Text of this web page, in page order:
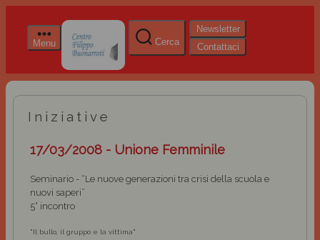
Menu Cerca
Newsletter
Contattaci
Iniziative
17/03/2008 - Unione Femminile
Seminario - “Le nuove generazioni tra crisi della scuola e
nuovi saperi”
5° incontro
"Il bullo, il gruppo e la vittima"